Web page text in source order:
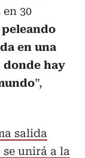
30
peleando
en una
donde hay
”,
salida
unirá a la